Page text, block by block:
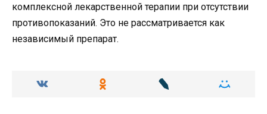
комплексной лекарственной терапии при отсутствии
противопоказаний. Это не рассматривается как
независимый препарат.